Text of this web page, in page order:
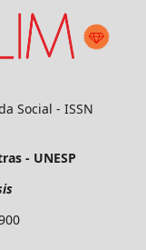
Social - ISSN
- UNESP